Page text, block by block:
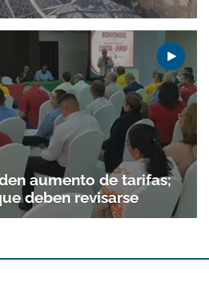
aumento de tarifas;
deben revisarse